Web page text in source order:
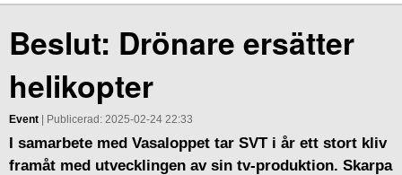
Beslut: Drönare ersätter
helikopter
Event | Publicerad: 2025-02-24 22:33
I samarbete med Vasaloppet tar SVT i år ett stort kliv
framåt med utvecklingen av sin tv-produktion. Skarpa